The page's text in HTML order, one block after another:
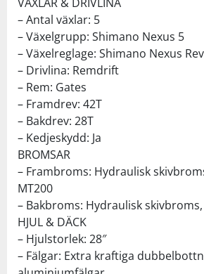
– Antal växlar: 5
– Växelgrupp: Shimano Nexus 5
– Växelreglage: Shimano Nexus
– Drivlina: Remdrift
– Rem: Gates
– Framdrev: 42T
– Bakdrev: 28T
– Kedjeskydd: Ja
BROMSAR
– Frambroms: Hydraulisk
MT200
– Bakbroms: Hydraulisk
HJUL & DÄCK
– Hjulstorlek: 28″
– Fälgar: Extra kraftiga